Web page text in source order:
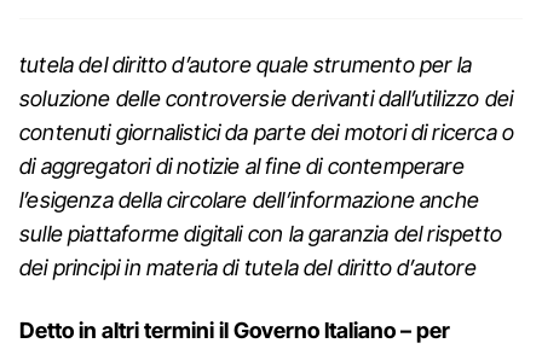
tutela del diritto d’autore quale strumento per la
soluzione delle controversie derivanti dall’utilizzo dei
contenuti giornalistici da parte dei motori di ricerca o
di aggregatori di notizie al fine di contemperare
l’esigenza della circolare dell’informazione anche
sulle piattaforme digitali con la garanzia del rispetto
dei principi in materia di tutela del diritto d’autore
Detto in altri termini il Governo Italiano – per